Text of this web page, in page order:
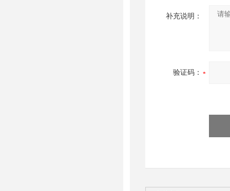
补充说明：
验证码：